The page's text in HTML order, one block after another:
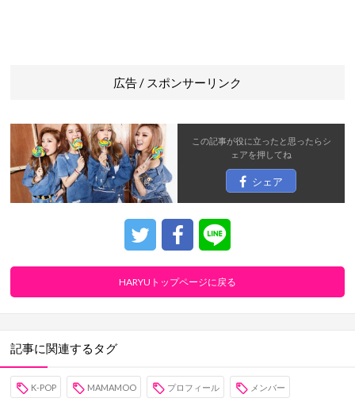
広告 / スポンサーリンク
この記事が役に立ったと思ったらシ
ェアを押してね
シェア
HARYUトップページに戻る
記事に関連するタグ
K-POP MAMAMOO プロフィール メンバー